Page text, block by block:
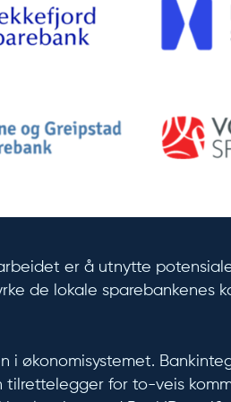
er å utnytte
de lokale sparebankenes
i økonomisystemet.
for to-veis